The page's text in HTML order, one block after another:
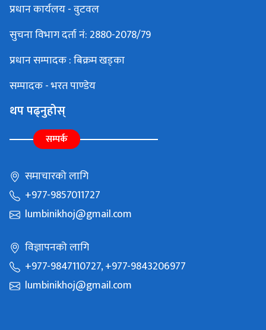
प्रधान कार्यलय - वुटवल
सुचना विभाग दर्ता नं: 2880-2078/79
प्रधान सम्पादक : बिक्रम खड्का
सम्पादक - भरत पाण्डेय
थप पढ्नुहोस्
सम्पर्क
समाचारको लागि
+977-9857011727
lumbinikhoj@gmail.com
विज्ञापनको लागि
+977-9847110727, +977-9843206977
lumbinikhoj@gmail.com